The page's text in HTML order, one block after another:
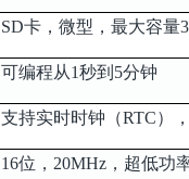
SD卡，微型，最大容量
可编程从1秒到5分钟
支持实时时钟（RTC）
16位，20MHz，超低功